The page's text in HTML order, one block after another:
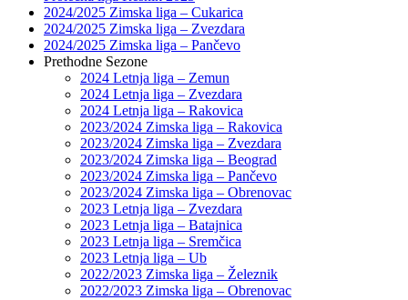
2024/2025 Zimska liga – Cukarica
2024/2025 Zimska liga – Zvezdara
2024/2025 Zimska liga – Pančevo
Prethodne Sezone
2024 Letnja liga – Zemun
2024 Letnja liga – Zvezdara
2024 Letnja liga – Rakovica
2023/2024 Zimska liga – Rakovica
2023/2024 Zimska liga – Zvezdara
2023/2024 Zimska liga – Beograd
2023/2024 Zimska liga – Pančevo
2023/2024 Zimska liga – Obrenovac
2023 Letnja liga – Zvezdara
2023 Letnja liga – Batajnica
2023 Letnja liga – Sremčica
2023 Letnja liga – Ub
2022/2023 Zimska liga – Železnik
2022/2023 Zimska liga – Obrenovac